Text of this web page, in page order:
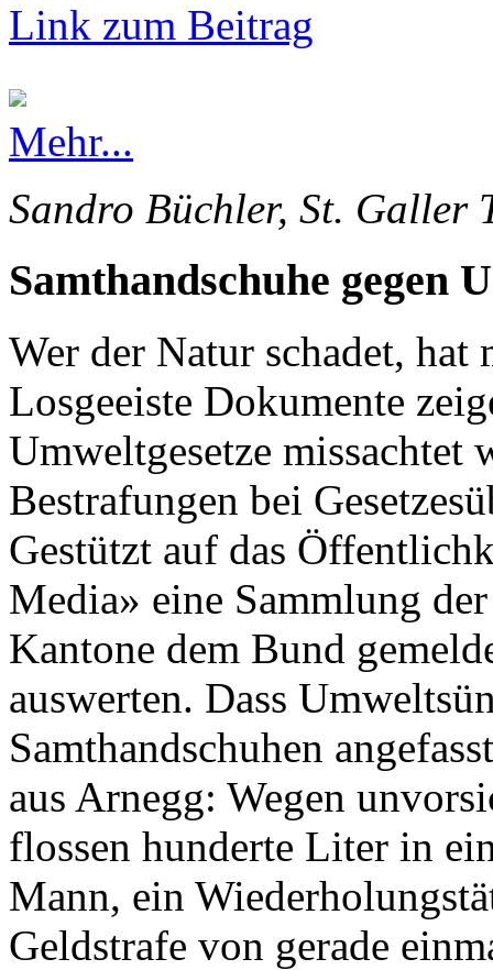
Link zum Beitrag
Mehr...
Sandro Büchler, St. Galler
Samthandschuhe gegen
Wer der Natur schadet,
Losgeeiste Dokumente
Umweltgesetze missachtet
Bestrafungen bei
Gestützt auf das
Media» eine Sammlung
Kantone dem Bund
auswerten. Dass
Samthandschuhen
aus Arnegg: Wegen
flossen hunderte Liter in
Mann, ein
Geldstrafe von gerade